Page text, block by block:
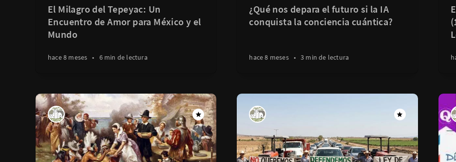
El Milagro del Tepeyac: Un
Encuentro de Amor para México y el
Mundo
hace 8 meses • 6 min de lectura
¿Qué nos depara el futuro si la IA
conquista la conciencia cuántica?
hace 8 meses • 3 min de lectura